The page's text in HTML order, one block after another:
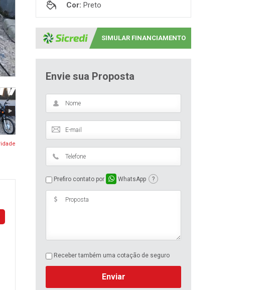
Cor: Preto
SIMULAR FINANCIAMENTO
Envie sua Proposta
Prefiro contato por WhatsApp ?
Receber também uma cotação de seguro
Enviar